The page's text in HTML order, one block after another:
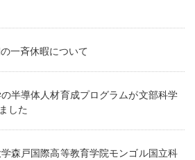
一斉休暇について
半導体人材育成プログラムが文部科学
した
学森戸国際高等教育学院モンゴル国立科